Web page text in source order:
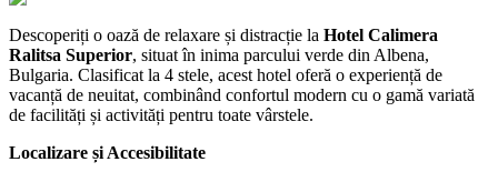
Descoperiți o oază de relaxare și distracție la Hotel Calimera
Ralitsa Superior, situat în inima parcului verde din Albena,
Bulgaria. Clasificat la 4 stele, acest hotel oferă o experiență de
vacanță de neuitat, combinând confortul modern cu o gamă variată
de facilități și activități pentru toate vârstele.
Localizare și Accesibilitate